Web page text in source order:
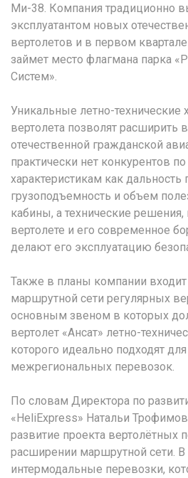
Ми-38. Компания традиционно
эксплуатантом новых
вертолетов и в первом
займет место флагмана парка
Систем».
Уникальные летно-технические
вертолета позволят расширить
отечественной гражданской
практически нет конкурентов
характеристикам как дальность
грузоподъемность и объем
кабины, а технические
вертолете и его современное
делают его эксплуатацию
Также в планы компании
маршрутной сети регулярных
основным звеном в которых
вертолет «Ансат» летно-
которого идеально подходят
межрегиональных перевозок.
По словам Директора по
«HeliЕxpress» Натальи
развитие проекта вертолётных
расширении маршрутной сети.
интермодальные перевозки,